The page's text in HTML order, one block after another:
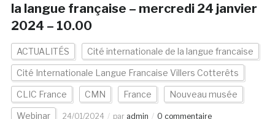
la langue française – mercredi 24 janvier
2024 – 10.00
ACTUALITÉS Cité internationale de la langue francaise
Cité Internationale Langue Francaise Villers Cotterêts
CLIC France CMN France Nouveau musée
Webinar 24/01/2024 par admin 0 commentaire